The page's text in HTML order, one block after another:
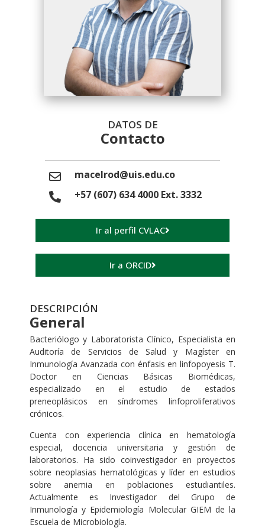
DATOS DE
Contacto
macelrod@uis.edu.co
+57 (607) 634 4000 Ext. 3332
Ir al perfil CVLAC
Ir a ORCID
DESCRIPCIÓN
General
Bacteriólogo y Laboratorista Clínico, Especialista en
Auditoría de Servicios de Salud y Magíster en
Inmunología Avanzada con énfasis en linfopoyesis T.
Doctor en Ciencias Básicas Biomédicas,
especializado en el estudio de estados
preneoplásicos en síndromes linfoproliferativos
crónicos.
Cuenta con experiencia clínica en hematología
especial, docencia universitaria y gestión de
laboratorios. Ha sido coinvestigador en proyectos
sobre neoplasias hematológicas y líder en estudios
sobre anemia en poblaciones estudiantiles.
Actualmente es Investigador del Grupo de
Inmunología y Epidemiología Molecular GIEM de la
Escuela de Microbiología.